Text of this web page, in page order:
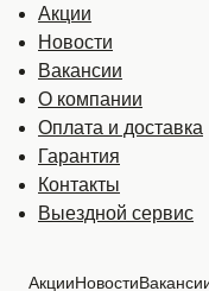
Акции
Новости
Вакансии
О компании
Оплата и доставка
Гарантия
Контакты
Выездной сервис
АкцииНовости